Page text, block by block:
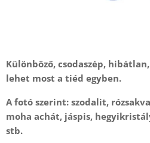
Különböző, csodaszép,
lehet most a tiéd egyben.
A fotó szerint: szodalit,
moha achát, jáspis,
stb.